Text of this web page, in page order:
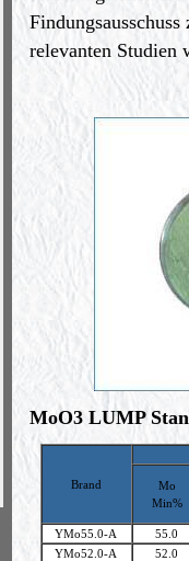
relevanten Studien
MoO3 LUMP
Brand
Mo
Min%
YMo55.0-A
55.0
YMo52.0-A
52.0